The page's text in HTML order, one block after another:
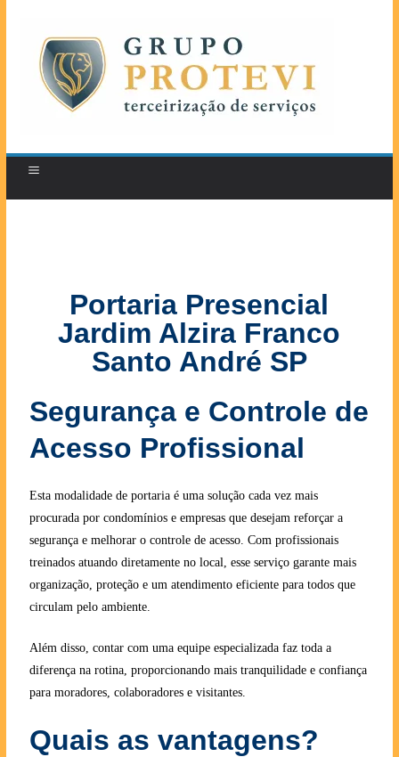
Portaria Presencial
Jardim Alzira Franco
Santo André SP
Segurança e Controle de
Acesso Profissional
Esta modalidade de portaria é uma solução cada vez mais
procurada por condomínios e empresas que desejam reforçar a
segurança e melhorar o controle de acesso. Com profissionais
treinados atuando diretamente no local, esse serviço garante mais
organização, proteção e um atendimento eficiente para todos que
circulam pelo ambiente.
Além disso, contar com uma equipe especializada faz toda a
diferença na rotina, proporcionando mais tranquilidade e confiança
para moradores, colaboradores e visitantes.
Quais as vantagens?